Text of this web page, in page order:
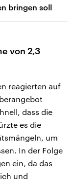
bringen soll
von 2,3
reagierten auf
dass die
es die
um
In der Folge
ein, da das
und